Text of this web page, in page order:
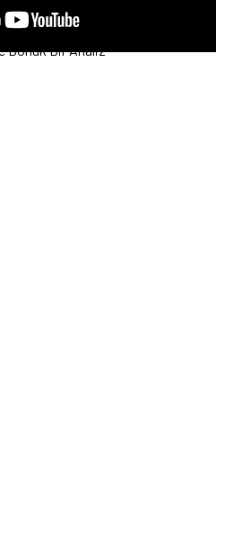
Dönük Bir Analiz